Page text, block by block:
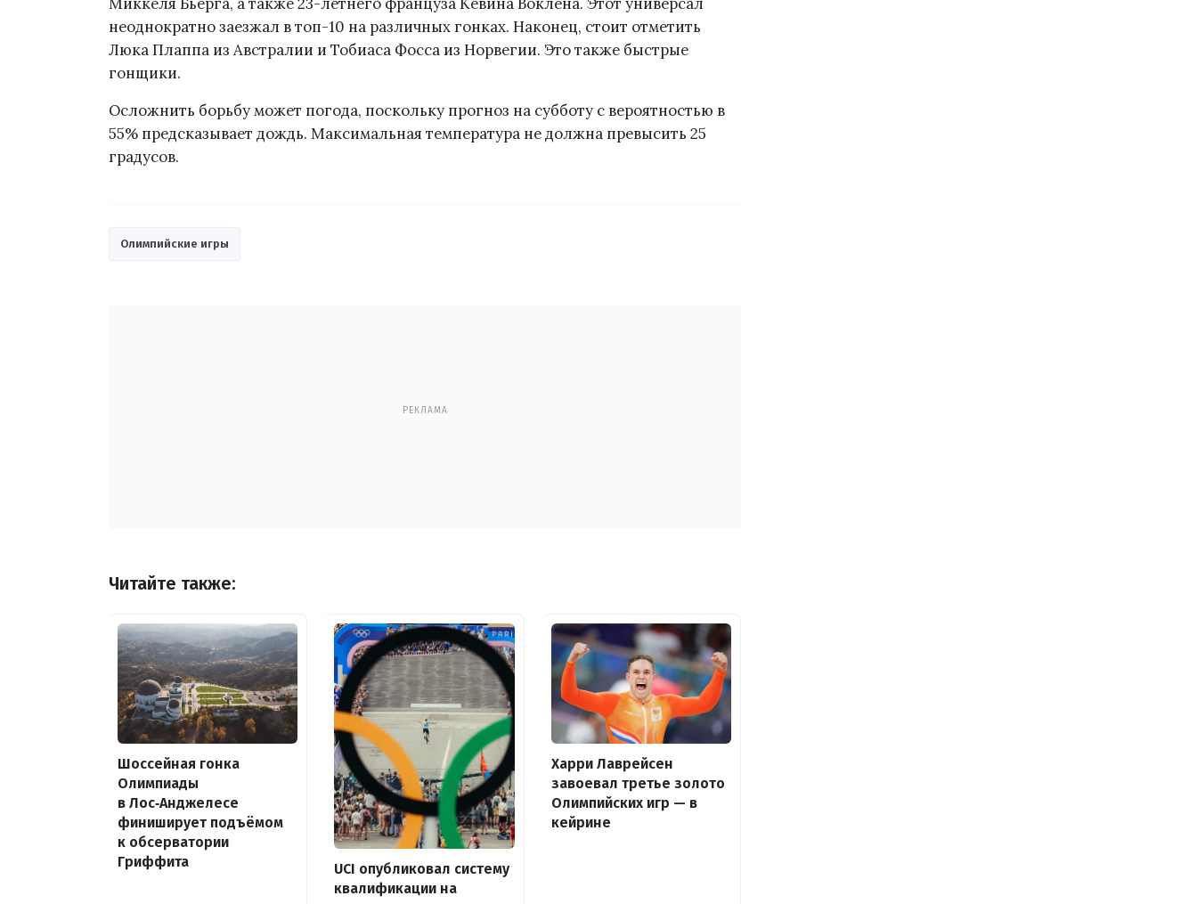
неоднократно заезжал в топ-10 на различных гонках. Наконец, стоит отметить
Люка Плаппа из Австралии и Тобиаса Фосса из Норвегии. Это также быстрые
гонщики.
Осложнить борьбу может погода, поскольку прогноз на субботу с вероятностью в
55% предсказывает дождь. Максимальная температура не должна превысить 25
градусов.
Олимпийские игры
РЕКЛАМА
Читайте также:
Шоссейная гонка
Олимпиады
в Лос‑Анджелесе
финиширует подъёмом
к обсерватории
Гриффита
UCI опубликовал систему
квалификации на
Харри Лаврейсен
завоевал третье золото
Олимпийских игр — в
кейрине